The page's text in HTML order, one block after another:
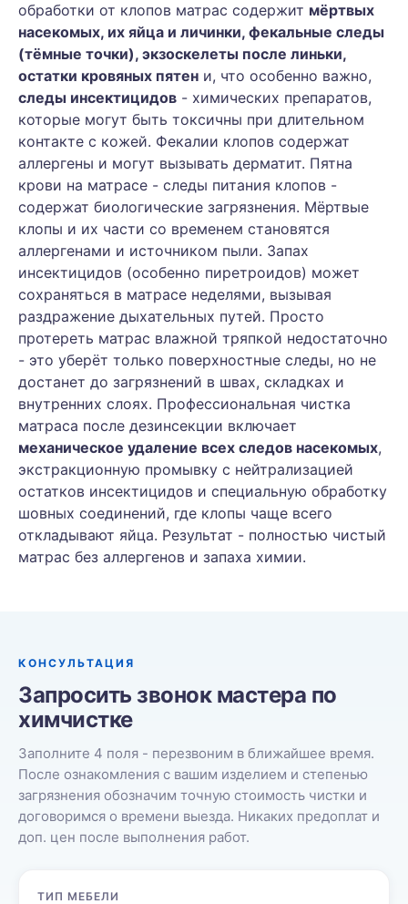
обработки от клопов матрас содержит мёртвых
насекомых, их яйца и личинки, фекальные следы
(тёмные точки), экзоскелеты после линьки,
остатки кровяных пятен и, что особенно важно,
следы инсектицидов - химических препаратов,
которые могут быть токсичны при длительном
контакте с кожей. Фекалии клопов содержат
аллергены и могут вызывать дерматит. Пятна
крови на матрасе - следы питания клопов -
содержат биологические загрязнения. Мёртвые
клопы и их части со временем становятся
аллергенами и источником пыли. Запах
инсектицидов (особенно пиретроидов) может
сохраняться в матрасе неделями, вызывая
раздражение дыхательных путей. Просто
протереть матрас влажной тряпкой недостаточно
- это уберёт только поверхностные следы, но не
достанет до загрязнений в швах, складках и
внутренних слоях. Профессиональная чистка
матраса после дезинсекции включает
механическое удаление всех следов насекомых,
экстракционную промывку с нейтрализацией
остатков инсектицидов и специальную обработку
шовных соединений, где клопы чаще всего
откладывают яйца. Результат - полностью чистый
матрас без аллергенов и запаха химии.
КОНСУЛЬТАЦИЯ
Запросить звонок мастера по
химчистке
Заполните 4 поля - перезвоним в ближайшее время.
После ознакомления с вашим изделием и степенью
загрязнения обозначим точную стоимость чистки и
договоримся о времени выезда. Никаких предоплат и
доп. цен после выполнения работ.
ТИП МЕБЕЛИ